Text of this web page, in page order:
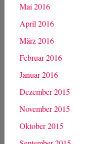
Mai 2016
April 2016
März 2016
Februar 2016
Januar 2016
Dezember 2015
November 2015
Oktober 2015